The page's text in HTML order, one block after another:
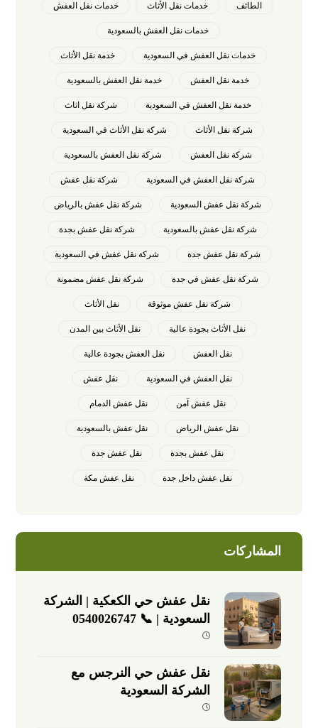
الطائف خدمات نقل الأثاث خدمات نقل العفش
خدمات نقل العفش بالسعودية
خدمات نقل العفش في السعودية خدمة نقل الأثاث
خدمة نقل العفش خدمة نقل العفش بالسعودية
خدمة نقل العفش في السعودية شركة نقل اثاث
شركة نقل الأثاث شركة نقل الأثاث في السعودية
شركة نقل العفش شركة نقل العفش بالسعودية
شركة نقل العفش في السعودية شركة نقل عفش
شركة نقل عفش السعودية شركة نقل عفش بالرياض
شركة نقل عفش بالسعودية شركة نقل عفش بجدة
شركة نقل عفش جدة شركة نقل عفش في السعودية
شركة نقل عفش في جدة شركة نقل عفش مضمونة
شركة نقل عفش موثوقة نقل الأثاث
نقل الأثاث بجودة عالية نقل الأثاث بين المدن
نقل العفش نقل العفش بجودة عالية
نقل العفش في السعودية نقل عفش
نقل عفش آمن نقل عفش الدمام
نقل عفش الرياض نقل عفش بالسعودية
نقل عفش بجدة نقل عفش جدة
نقل عفش داخل جدة نقل عفش مكة
المشاركات
نقل عفش حي الكعكية | الشركة
السعودية | 📞 0540026747
نقل عفش حي النرجس مع
الشركة السعودية